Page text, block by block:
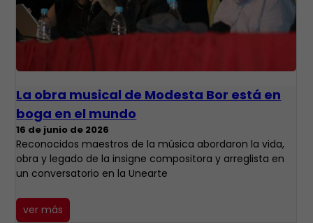
La obra musical de Modesta Bor está en
boga en el mundo
16 de junio de 2026
Reconocidos maestros de la música abordaron la vida,
obra y legado de la insigne compositora y arreglista en
un conversatorio en la Unearte
ver más